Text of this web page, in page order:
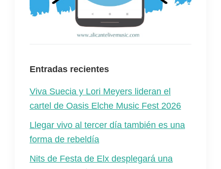
Entradas recientes
Viva Suecia y Lori Meyers lideran el
cartel de Oasis Elche Music Fest 2026
Llegar vivo al tercer día también es una
forma de rebeldía
Nits de Festa de Elx desplegará una